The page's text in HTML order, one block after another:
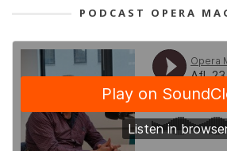
PODCAST OPERA